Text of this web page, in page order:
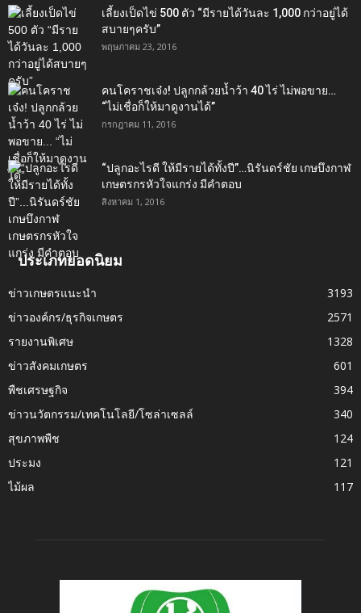
เลี้ยงเป็ดไข่ 500 ตัว “มีรายได้วันละ 1,000 กว่าอยู่ได้
สบายๆครับ”
พฤษภาคม 23, 2016
คนโคราชเจ๋ง! ปลูกกล้วยน้ำว้า 40 ไร่ ไม่พอขาย…
“ไม่เชื่อก็ให้มาดูงานได้”‬
กรกฎาคม 11, 2016
“ปลูกอะไรดี ให้มีรายได้ทั้งปี”…นิรันดร์ชัย เกษบึงกาฬ
เกษตรกรหัวใจแกร่ง มีคำตอบ
สิงหาคม 1, 2016
ประเภทยอดนิยม
ข่าวเกษตรแนะนำ
3193
ข่าวองค์กร/ธุรกิจเกษตร
2571
รายงานพิเศษ
1328
ข่าวสังคมเกษตร
601
พืชเศรษฐกิจ
394
ข่าวนวัตกรรม/เทคโนโลยี/โซล่าเซลล์
340
สุขภาพพืช
124
ประมง
121
ไม้ผล
117